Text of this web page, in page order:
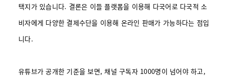
택지가 있습니다. 결론은 이들 플랫폼을 이용해 다국어로 다국적 소
비자에게 다양한 결제수단을 이용해 온라인 판매가 가능하다는 점입
니다.
유튜브가 공개한 기준을 보면, 채널 구독자 1000명이 넘어야 하고,